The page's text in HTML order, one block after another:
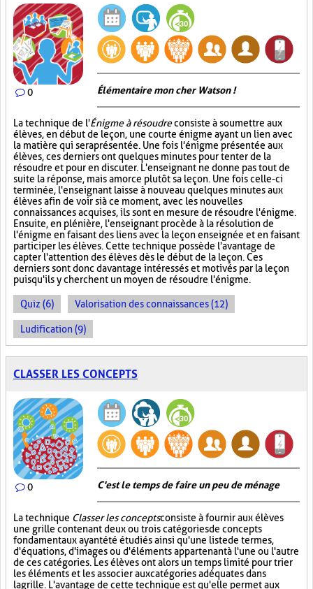
0 Élémentaire mon cher Watson !
La technique de l'Énigme à résoudreconsiste à soumettre aux
élèves, en début de leçon, une courte énigme ayant un lien avec
la matière qui sera présentée. Une fois l'énigme présentée aux
élèves, ces derniers ont quelques minutes pour tenter de la
résoudre et pour en discuter. L'enseignant ne donne pas tout de
suite la réponse, mais amorce plutôt sa leçon. Une fois celle-ci
terminée, l'enseignant laisse à nouveau quelques minutes aux
élèves afin de voir si à ce moment, avec les nouvelles
connaissances acquises, ils sont en mesure de résoudre l'énigme.
Ensuite, en plénière, l'enseignant procède à la résolution de
l'énigme en faisant des liens avec la leçon enseignée et en faisant
participer les élèves. Cette technique possède l'avantage de
capter l'attention des élèves dès le début de la leçon. Ces
derniers sont donc davantage intéressés et motivés par la leçon
puisqu'ils y cherchent un moyen de résoudre l'énigme.
Quiz (6) Valorisation des connaissances (12)
Ludification (9)
CLASSER LES CONCEPTS
0 C'est le temps de faire un peu de ménage
La technique Classer les conceptsconsiste à fournir aux élèves
une grille contenant deux ou trois catégories de concepts
fondamentaux ayant été étudiés ainsi qu'une liste de termes,
d'équations, d'images ou d'éléments appartenant à l'une ou l'autre
de ces catégories. Les élèves ont alors un temps limité pour trier
les éléments et les associer aux catégories adéquates dans
la grille. L'avantage de cette technique est qu'elle permet aux